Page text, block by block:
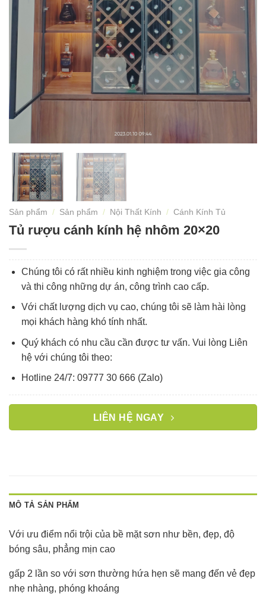
Sản phẩm / Sản phẩm / Nội Thất Kính / Cánh Kính Tủ
Tủ rượu cánh kính hệ nhôm 20×20
Chúng tôi có rất nhiều kinh nghiệm trong việc gia công
và thi công những dự án, công trình cao cấp.
Với chất lượng dịch vụ cao, chúng tôi sẽ làm hài lòng
mọi khách hàng khó tính nhất.
Quý khách có nhu cầu cần được tư vấn. Vui lòng Liên
hệ với chúng tôi theo:
Hotline 24/7: 09777 30 666 (Zalo)
LIÊN HỆ NGAY
MÔ TẢ SẢN PHẨM
Với ưu điểm nổi trội của bề mặt sơn như bền, đẹp, độ
bóng sâu, phẳng mịn cao
gấp 2 lần so với sơn thường hứa hẹn sẽ mang đến vẻ đẹp
nhẹ nhàng, phóng khoáng